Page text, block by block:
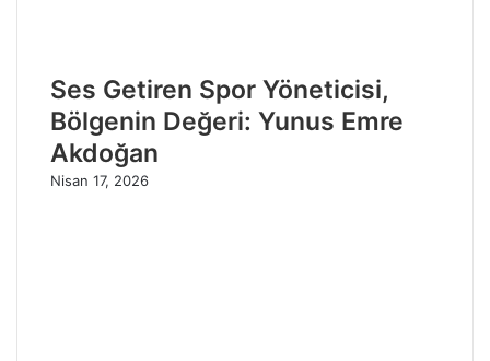
Ses Getiren Spor Yöneticisi,
Bölgenin Değeri: Yunus Emre
Akdoğan
Nisan 17, 2026